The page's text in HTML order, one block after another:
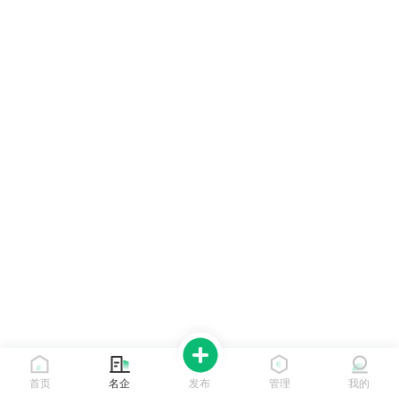
首页 名企 发布 管理 我的